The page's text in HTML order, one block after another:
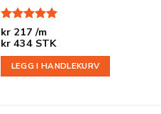
Vurdert5
av 5
kr217 /m
kr434 STK
LEGG I HANDLEKURV